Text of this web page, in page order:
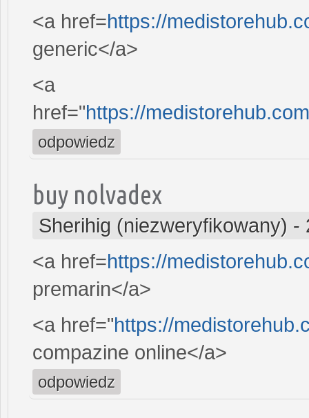
<a href=https://
generic</a>
<a
href="https://
odpowiedz
buy nolvadex
Sherihig (niezweryfikowany) -
<a href=https://
premarin</a>
<a href="https://
compazine online</a>
odpowiedz